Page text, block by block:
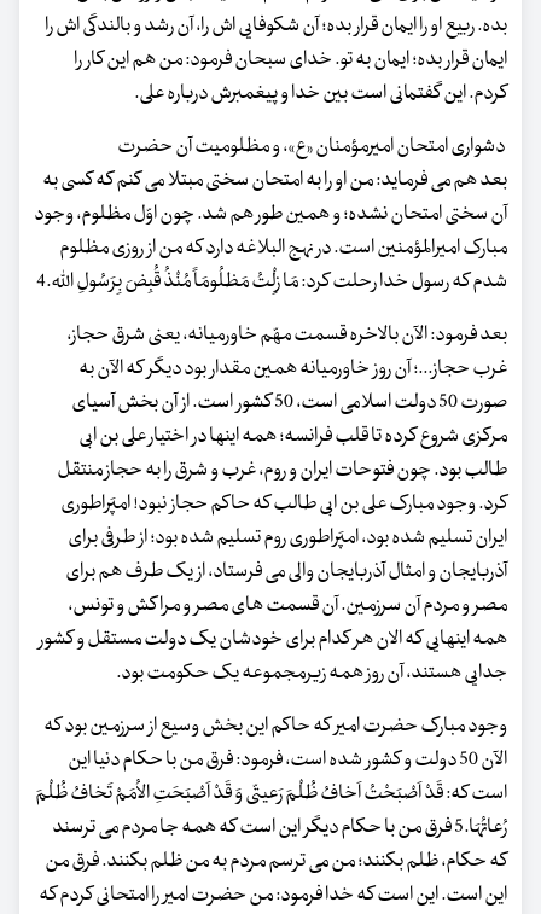
بده. ربیع او را ایمان قرار بده؛ آن شکوفایی اش را، آن رشد و بالندگی اش را
ایمان قرار بده؛ ایمان به تو. خدای سبحان فرمود: من هم این کار را
کردم. این گفتمانی است بین خدا و پیغمبرش درباره علی.
دشواری امتحان امیرمؤمنان «ع»، و مظلومیت آن حضرت
بعد هم می فرماید: من او را به امتحان سختی مبتلا می کنم که کسی به
آن سختی امتحان نشده؛ و همین طور هم شد. چون اوّل مظلوم، وجود
مبارک امیرالمؤمنین است. در نهج البلاغه دارد که من از روزی مظلوم
شدم که رسول خدا رحلت کرد: مَا زِلْتُ مَظلُومَاً مُنْذُ قُبِضَ بِرَسُولِ الله.4
بعد فرمود: الآن بالاخره قسمت مهّم خاورمیانه، یعنی شرق حجاز،
غرب حجاز...؛ آن روز خاورمیانه همین مقدار بود دیگر که الآن به
صورت 50 دولت اسلامی است، 50 کشور است. از آن بخش آسیای
مرکزی شروع کرده تا قلب فرانسه؛ همه اینها در اختیار علی بن ابی
طالب بود. چون فتوحات ایران و روم، غرب و شرق را به حجاز منتقل
کرد. وجود مبارک علی بن ابی طالب که حاکم حجاز نبود! امپَراطوری
ایران تسلیم شده بود، امپَراطوری روم تسلیم شده بود؛ از طرفی برای
آذربایجان و امثال آذربایجان والی می فرستاد، از یک طرف هم برای
مصر و مردم آن سرزمین. آن قسمت های مصر و مراکش و تونس،
همه اینهایی که الان هر کدام برای خودشان یک دولت مستقل و کشور
جدایی هستند، آن روز همه زیرمجموعه یک حکومت بود.
وجود مبارک حضرت امیر که حاکم این بخش وسیع از سرزمین بود که
الآن 50 دولت و کشور شده است، فرمود: فرق من با حکام دنیا این
است که: قَدْ اَصْبَحْتُ اَخافُ ظُلْمَ رَعیتّی وَ قَدْ اَصْبَحَتِ الاُمَمْ تَخافُ ظُلْمَ
رُعاتُهَا.5 فرق من با حکام دیگر این است که همه جا مردم می ترسند
که حکام، ظلم بکنند؛ من می ترسم مردم به من ظلم بکنند. فرق من
این است. این است که خدا فرمود: من حضرت امیر را امتحانی کردم که